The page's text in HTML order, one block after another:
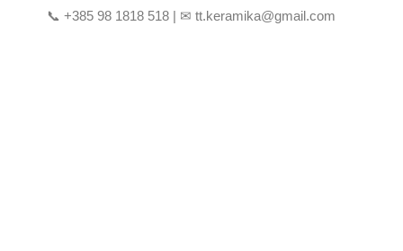
📞ㅤ +385 98 1818 518ㅤ | ‏‏‎ㅤ✉ㅤ tt.keramika@gmail.com